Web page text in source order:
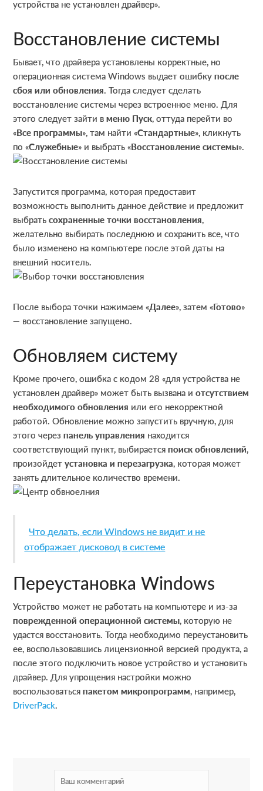
устройства не установлен драйвер».
Восстановление системы
Бывает, что драйвера установлены корректные, но
операционная система Windows выдает ошибкупосле
сбоя или обновления. Тогда следует сделать
восстановление системы через встроенное меню. Для
этого следует зайти вменю Пуск, оттуда перейти во
«Все программы», там найти «Стандартные», кликнуть
по «Служебные» и выбрать «Восстановление системы».
Запустится программа, которая предоставит
возможность выполнить данное действие и предложит
выбратьсохраненные точки восстановления,
желательно выбирать последнюю и сохранить все, что
было изменено на компьютере после этой даты на
внешний носитель.
После выбора точки нажимаем «Далее», затем «Готово»
— восстановление запущено.
Обновляем систему
Кроме прочего, ошибка с кодом 28 «для устройства не
установлен драйвер» может быть вызвана иотсутствием
необходимого обновления или его некорректной
работой. Обновление можно запустить вручную, для
этого черезпанель управления находится
соответствующий пункт, выбираетсяпоиск обновлений,
произойдетустановка и перезагрузка, которая может
занять длительное количество времени.
Что делать, если Windows не видит и не
отображает дисковод в системе
Переустановка Windows
Устройство может не работать на компьютере и из-за
поврежденной операционной системы, которую не
удастся восстановить. Тогда необходимо переустановить
ее, воспользовавшись лицензионной версией продукта, а
после этого подключить новое устройство и установить
драйвер. Для упрощения настройки можно
воспользоватьсяпакетом микропрограмм, например,
DriverPack.